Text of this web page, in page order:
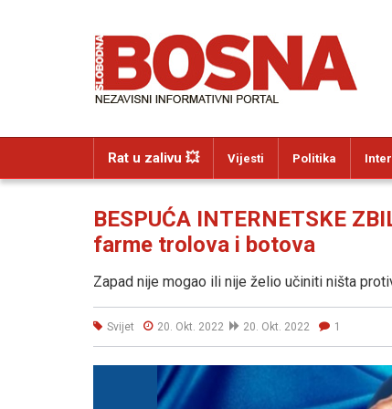
Rat u zalivu 💥 Vijesti Politika
BESPUĆA INTERNETSKE
farme trolova i botova
Zapad nije mogao ili nije želio učiniti ništa
Svijet 20. Okt. 2022 20. Okt. 2022 1